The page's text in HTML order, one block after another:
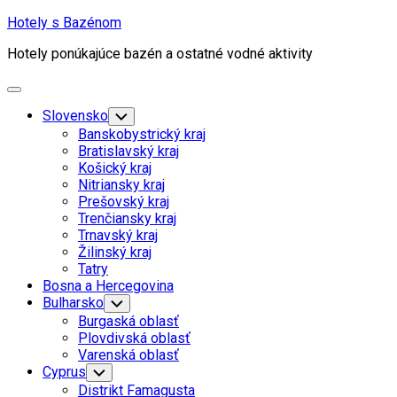
Skip
content
Hotely s Bazénom
Hotely ponúkajúce bazén a ostatné vodné aktivity
Expand
Current
Page
Parent
Slovensko Toggle
Child
Menu
Banskobystrický kraj
Bratislavský kraj
Košický kraj
Nitriansky kraj
Prešovský kraj
Trenčiansky kraj
Trnavský kraj
Current
Page
Parent
Žilinský kraj
Current
Page
Parent
Tatry
Bosna a Hercegovina
Bulharsko Toggle
Child
Menu
Burgaská oblasť
Plovdivská oblasť
Varenská oblasť
Cyprus Toggle
Child
Distrikt Famagusta